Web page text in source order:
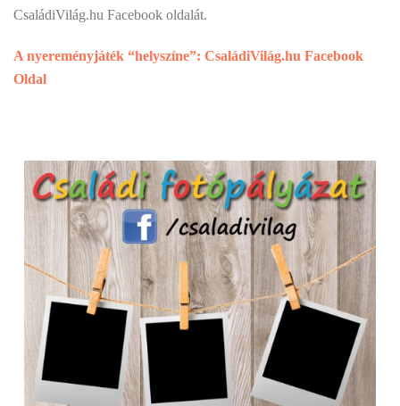
CsaládiVilág.hu Facebook oldalát.
A nyereményjáték “helyszíne”: CsaládiVilág.hu Facebook
Oldal